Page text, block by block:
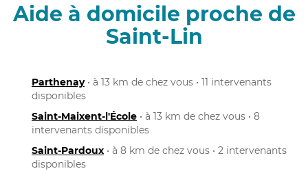
Aide à domicile proche de
Saint-Lin
Parthenay• à 13 km de chez vous • 11 intervenants
disponibles
Saint-Maixent-l'École • à 13 km de chez vous • 8
intervenants disponibles
Saint-Pardoux • à 8 km de chez vous • 2 intervenants
disponibles